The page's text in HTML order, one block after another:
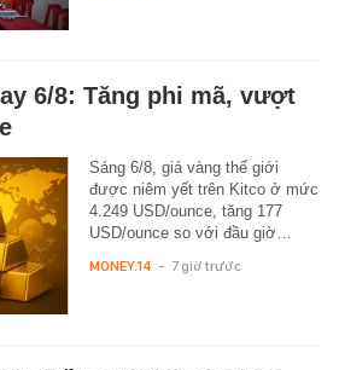
6/8: Tăng phi mã, vượt
Sáng 6/8, giá vàng thế giới
được niêm yết trên Kitco ở mức
4.249 USD/ounce, tăng 177
USD/ounce so với đầu giờ…
MONEY.14 - 7 giờ trước